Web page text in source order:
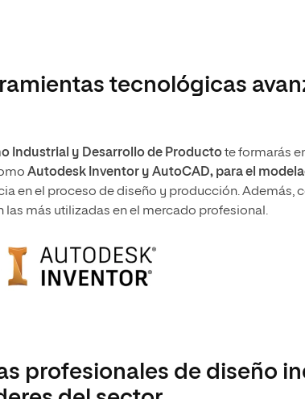
tecnológicas
Industrial y Desarrollo de Productote formarás
Autodesk Inventor y AutoCAD, para el
en el proceso de diseño y producción. Además,
las más utilizadas en el mercado profesional.
profesionales de diseño